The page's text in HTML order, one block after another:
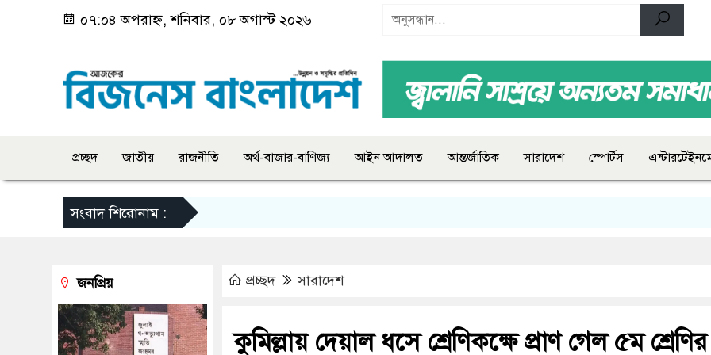
০৭:০৪ অপরাহ্ন, শনিবার, ০৮ অগাস্ট ২০২৬
প্রচ্ছদ জাতীয় রাজনীতি অর্থ-বাজার-বাণিজ্য আইন আদালত আন্তর্জাতিক সারাদেশ স্পোর্টস
সংবাদ শিরোনাম :
প্রচ্ছদ সারাদেশ
কুমিল্লায় দেয়াল ধসে শ্রেণিকক্ষে প্রাণ গেল ৫ম
জনপ্রিয়